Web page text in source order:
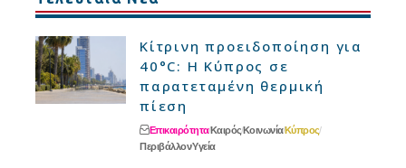
Κίτρινη προειδοποίηση για
40°C: Η Κύπρος σε
παρατεταμένη θερμική
πίεση
ΕπικαιρότηταΚαιρόςΚοινωνίαΚύπρος
ΠεριβάλλονΥγεία